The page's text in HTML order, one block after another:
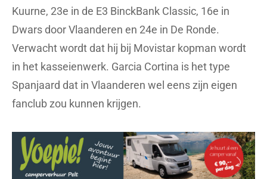
Kuurne, 23e in de E3 BinckBank Classic, 16e in
Dwars door Vlaanderen en 24e in De Ronde.
Verwacht wordt dat hij bij Movistar kopman wordt
in het kasseienwerk. Garcia Cortina is het type
Spanjaard dat in Vlaanderen wel eens zijn eigen
fanclub zou kunnen krijgen.